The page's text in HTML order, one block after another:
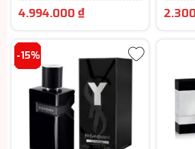
hương từ 7-12h) · Nước Hoa
4.994.000₫
7-12h)
-15%